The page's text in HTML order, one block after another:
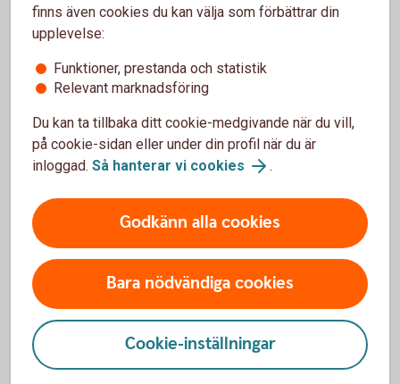
Lätt lastbilsförsäkring
Husvagnsförsäkring
Släpvagnsförsäkring
Snöskoterförsäkring
finns även cookies du kan välja som förbättrar din
upplevelse:
Funktioner, prestanda och statistik
Relevant marknadsföring
Du kan ta tillbaka ditt cookie-medgivande när du vill,
på cookie-sidan eller under din profil när du är
inloggad. Så hanterar vi cookies .
Godkänn alla cookies
Bara nödvändiga cookies
Cookie-inställningar